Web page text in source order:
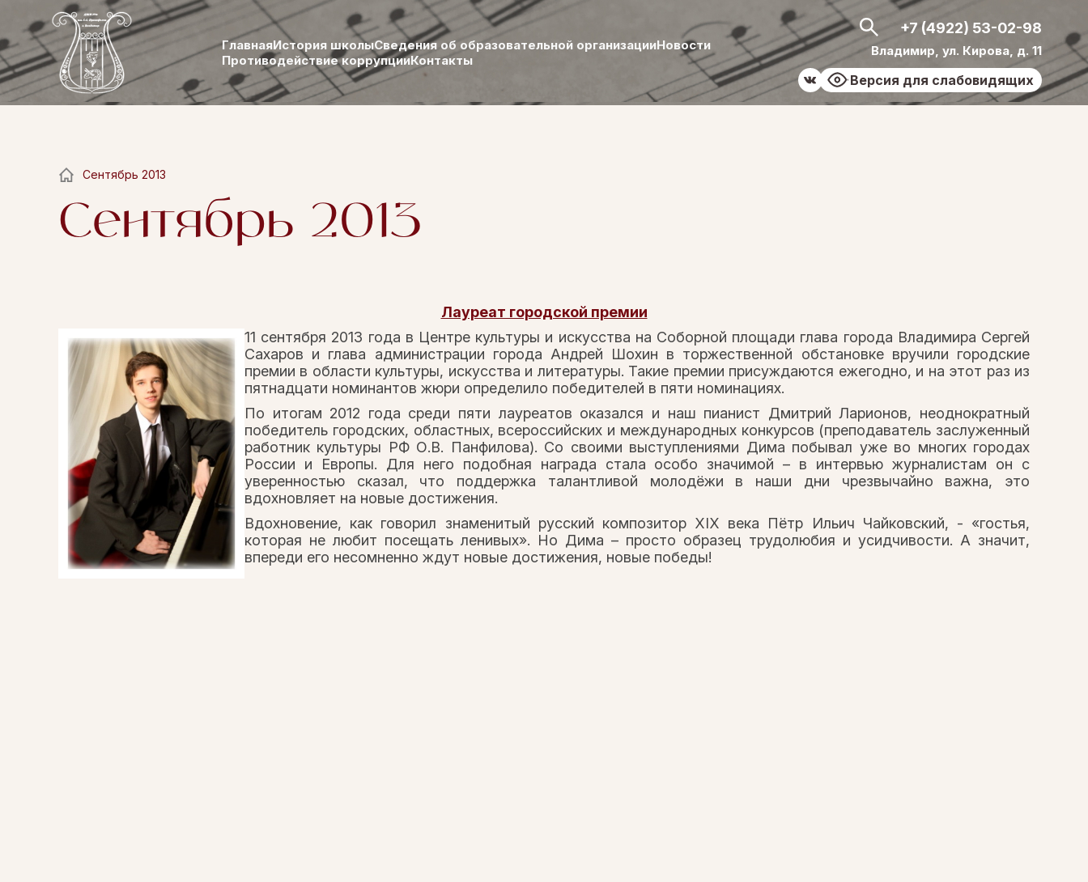
ГлавнаяИстория школыСведения об образовательной организацииНовости
Противодействие коррупцииКонтакты
Версия для слабовидящих
+7 (4922) 53-02-98
Владимир, ул. Кирова, д. 11
Сентябрь 2013
Сентябрь 2013
Лауреат городской премии
11 сентября 2013 года в Центре культуры и искусства на Соборной площади глава города Владимира Сергей
Сахаров и глава администрации города Андрей Шохин в торжественной обстановке вручили городские
премии в области культуры, искусства и литературы. Такие премии присуждаются ежегодно, и на этот раз из
пятнадцати номинантов жюри определило победителей в пяти номинациях.
По итогам 2012 года среди пяти лауреатов оказался и наш пианист Дмитрий Ларионов, неоднократный
победитель городских, областных, всероссийских и международных конкурсов (преподаватель заслуженный
работник культуры РФ О.В. Панфилова). Со своими выступлениями Дима побывал уже во многих городах
России и Европы. Для него подобная награда стала особо значимой – в интервью журналистам он с
уверенностью сказал, что поддержка талантливой молодёжи в наши дни чрезвычайно важна, это
вдохновляет на новые достижения.
Вдохновение, как говорил знаменитый русский композитор XIX века Пётр Ильич Чайковский, - «гостья,
которая не любит посещать ленивых». Но Дима – просто образец трудолюбия и усидчивости. А значит,
впереди его несомненно ждут новые достижения, новые победы!